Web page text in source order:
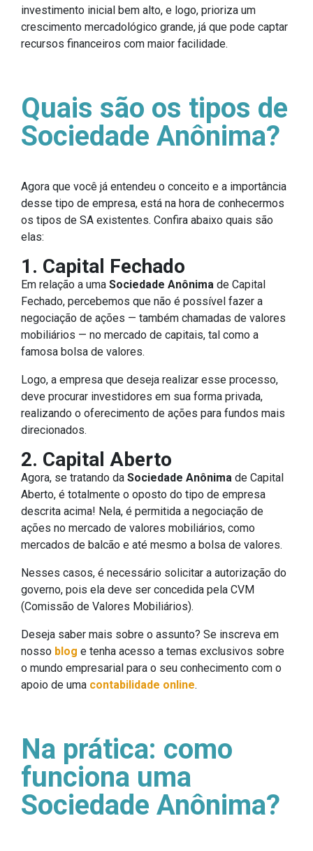
investimento inicial bem alto, e logo, prioriza um
crescimento mercadológico grande, já que pode captar
recursos financeiros com maior facilidade.
Quais são os tipos de
Sociedade Anônima?
Agora que você já entendeu o conceito e a importância
desse tipo de empresa, está na hora de conhecermos
os tipos de SA existentes. Confira abaixo quais são
elas:
1. Capital Fechado
Em relação a uma Sociedade Anônima de Capital
Fechado, percebemos que não é possível fazer a
negociação de ações — também chamadas de valores
mobiliários — no mercado de capitais, tal como a
famosa bolsa de valores.
Logo, a empresa que deseja realizar esse processo,
deve procurar investidores em sua forma privada,
realizando o oferecimento de ações para fundos mais
direcionados.
2. Capital Aberto
Agora, se tratando da Sociedade Anônima de Capital
Aberto, é totalmente o oposto do tipo de empresa
descrita acima! Nela, é permitida a negociação de
ações no mercado de valores mobiliários, como
mercados de balcão e até mesmo a bolsa de valores.
Nesses casos, é necessário solicitar a autorização do
governo, pois ela deve ser concedida pela CVM
(Comissão de Valores Mobiliários).
Deseja saber mais sobre o assunto? Se inscreva em
nosso blog e tenha acesso a temas exclusivos sobre
o mundo empresarial para o seu conhecimento com o
apoio de uma contabilidade online.
Na prática: como
funciona uma
Sociedade Anônima?